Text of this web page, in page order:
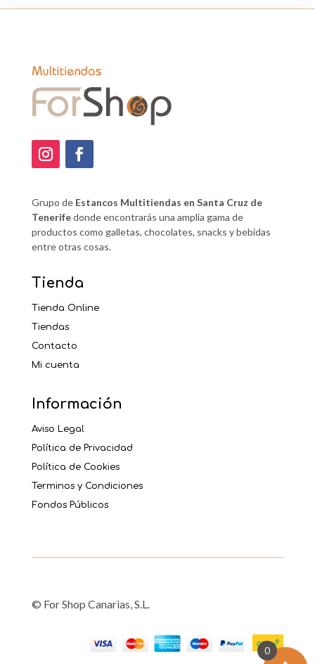
Grupo de Estancos Multitiendas en Santa Cruz de
Tenerifedonde encontrarás una amplia gama de
productos como galletas, chocolates, snacks y bebidas
entre otras cosas.
Tienda
Tienda Online
Tiendas
Contacto
Mi cuenta
Información
Aviso Legal
Política de Privacidad
Política de Cookies
Terminos y Condiciones
Fondos Públicos
© For Shop Canarias, S.L.
0